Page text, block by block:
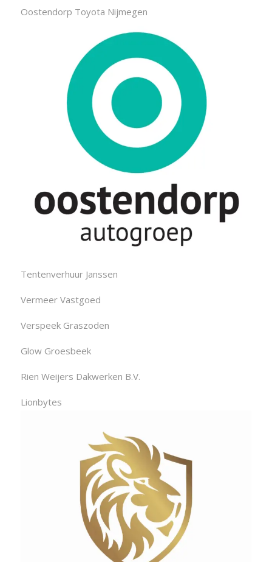
Oostendorp Toyota Nijmegen
Tentenverhuur Janssen
Vermeer Vastgoed
Verspeek Graszoden
Glow Groesbeek
Rien Weijers Dakwerken B.V.
Lionbytes